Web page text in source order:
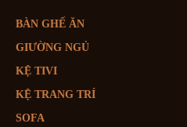
BÀN GHẾ ĂN
GIƯỜNG NGỦ
KỆ TIVI
KỆ TRANG TRÍ
SOFA